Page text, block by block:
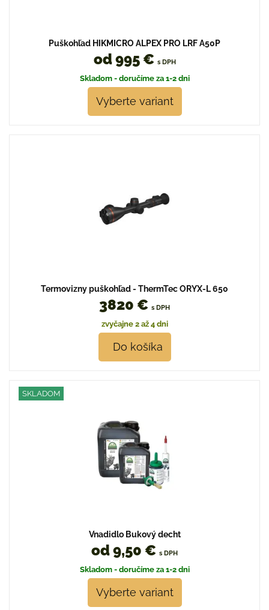
Puškohľad HIKMICRO ALPEX PRO LRF A50P
od 995 € s DPH
Skladom - doručíme za 1-2 dni
Vyberte variant
Termovizny puškohľad - ThermTec ORYX-L 650
3820 € s DPH
zvyčajne 2 až 4 dni
Do košíka
SKLADOM
Vnadidlo Bukový decht
od 9,50 € s DPH
Skladom - doručíme za 1-2 dni
Vyberte variant